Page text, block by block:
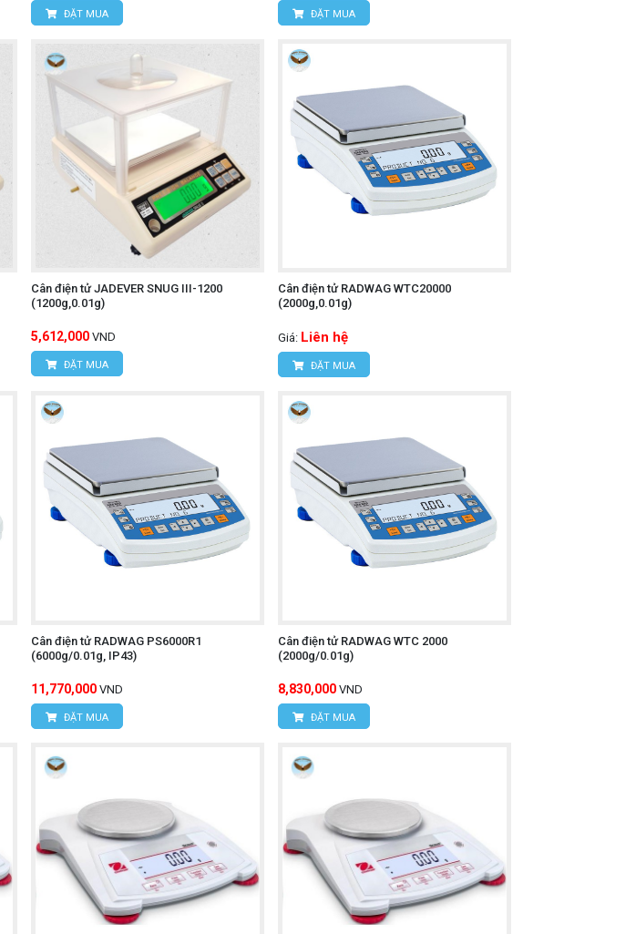
ĐẶT MUA ĐẶT MUA
Cân điện tử JADEVER SNUG III-1200
(1200g,0.01g)
5,612,000 VND
ĐẶT MUA
Cân điện tử RADWAG WTC20000
(2000g,0.01g)
Giá: Liên hệ
ĐẶT MUA
Cân điện tử RADWAG PS6000R1
(6000g/0.01g, IP43)
11,770,000 VND
ĐẶT MUA
Cân điện tử RADWAG WTC 2000
(2000g/0.01g)
8,830,000 VND
ĐẶT MUA